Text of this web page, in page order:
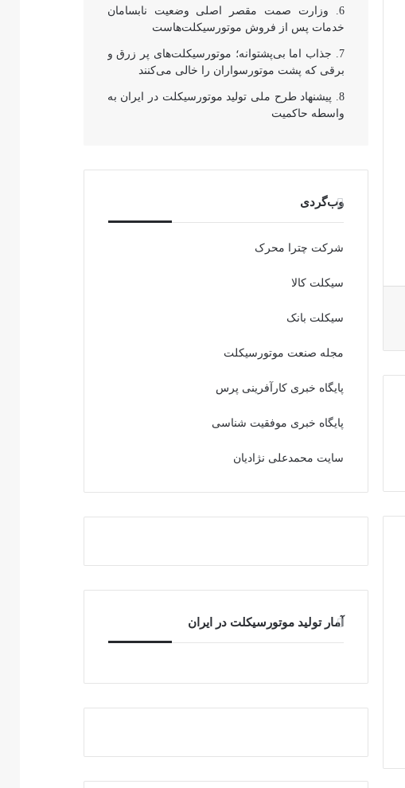
وزارت صمت مقصر اصلی وضعیت نابسامان
خدمات پس از فروش موتورسیکلت‌هاست
جذاب اما بی‌پشتوانه؛ موتورسیکلت‌های پر زرق‌ و
برقی که پشت موتورسواران را خالی می‌کنند
پیشنهاد طرح ملی تولید موتورسیکلت در ایران به
واسطه حاکمیت
وب‌گردی
شرکت چترا محرک
سیکلت کالا
سیکلت بانک
مجله صنعت موتورسیکلت
پایگاه خبری کارآفرینی پرس
پایگاه خبری موفقیت شناسی
سایت محمدعلی نژادیان
آمار تولید موتورسیکلت در ایران